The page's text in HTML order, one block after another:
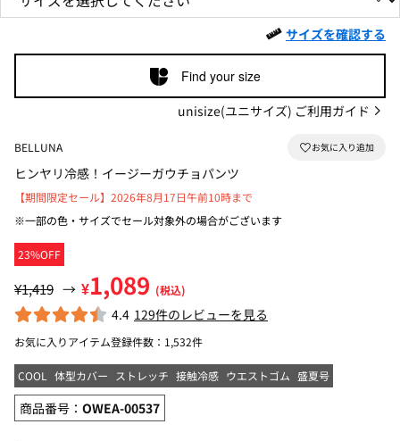
サイズを確認する
Find your size
unisize(ユニサイズ) ご利用ガイド
BELLUNA
ヒンヤリ冷感！イージーガウチョパンツ
23%OFF
【期間限定セール】2026年8月17日午前10時まで
※一部の色・サイズでセール対象外の場合がございます
¥1,419 → ¥1,089 (税込)
4.4 129件のレビューを見る
お気に入りアイテム登録件数： 1,532件
COOL 体型カバー ストレッチ 接触冷感 ウエストゴム 盛夏号
商品番号： OWEA-00537